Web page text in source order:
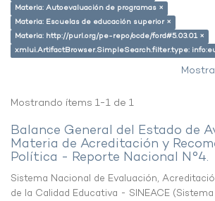
Materia: Autoevaluación de programas ×
Materia: Escuelas de educación superior ×
Materia: http://purl.org/pe-repo/ocde/ford#5.03.01 ×
xmlui.ArtifactBrowser.SimpleSearch.filter.type:
Mostrando ítems 1-1 de 1
Balance General del Estado de
Materia de Acreditación y
Política - Reporte Nacional N°4.
Sistema Nacional de Evaluación,
de la Calidad Educativa - SINEACE (